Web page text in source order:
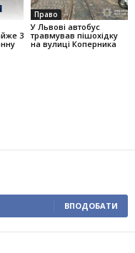
3
Право
У Львові автобус
травмував пішохідку
на вулиці Коперника
ВПОДОБАТИ